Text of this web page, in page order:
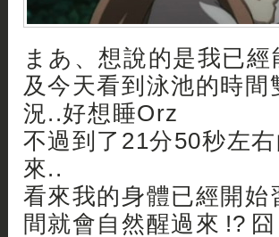
まあ、想說的是我已
及今天看到泳池的時
況..好想睡Orz
不過到了21分50秒左
來..
看來我的身體已經開
間就會自然醒過來 !? 囧